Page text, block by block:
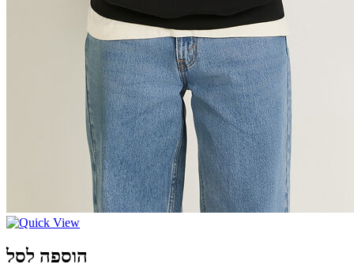
הוספה לסל